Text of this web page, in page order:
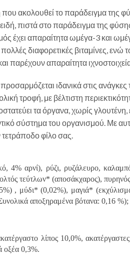
ακολουθεί το παράδειγμα της
πιστά στο παράδειγμα της
έχει απαραίτητα ωμέγα-3 και
διαφορετικές βιταμίνες,
παρέχουν απαραίτητα
ιδανικά στις
τροφή, με βέλτιστη
τα όργανα, χωρίς γλουτένη,
σύστημα του οργανισμού. Με
φίλο σας.
4% αρνί), ρύζι, ρυζάλευρο,
τεύτλων* (αποσάκχαρος),
, μύδι* (0,02%), μαγιά*
αποξηραμένα βότανα: 0,16
λίπος 10,0%,
οξέα 0,3%.